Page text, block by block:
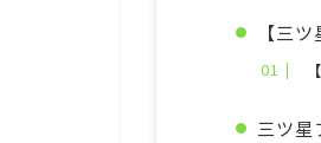
【三
三ツ星